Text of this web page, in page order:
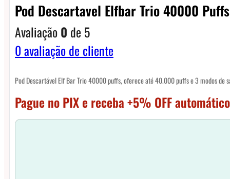
Pod Descartavel Elfbar Trio 40000
Avaliação0 de 5
0avaliação de cliente
Pod Descartável Elf Bar Trio 40000 puffs, oferece até 40.000 puffs e 3 modos de
Pague no PIX e receba +5% OFF